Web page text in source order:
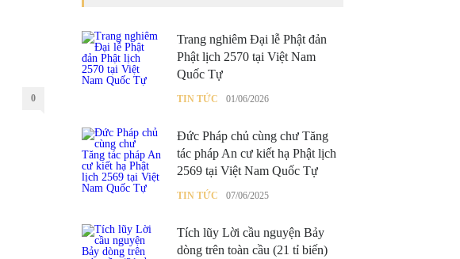
0
Trang nghiêm Đại lễ Phật đản
Phật lịch 2570 tại Việt Nam
Quốc Tự
TIN TỨC 01/06/2026
Đức Pháp chủ cùng chư Tăng
tác pháp An cư kiết hạ Phật lịch
2569 tại Việt Nam Quốc Tự
TIN TỨC 07/06/2025
Tích lũy Lời cầu nguyện Bảy
dòng trên toàn cầu (21 tỉ biến)